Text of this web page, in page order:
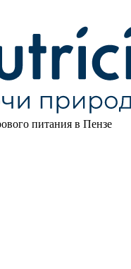
питания в Пензе